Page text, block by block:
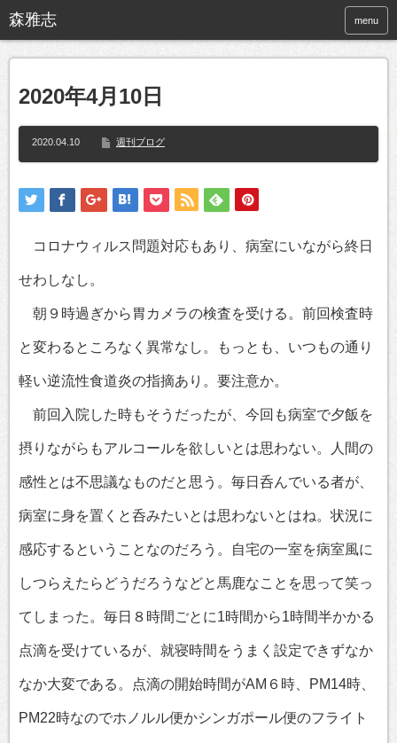
menu
2020年4月10日
2020.04.10 週刊ブログ
コロナウィルス問題対応もあり、病室にいながら終日
せわしなし。
朝９時過ぎから胃カメラの検査を受ける。前回検査時
と変わるところなく異常なし。もっとも、いつもの通り
軽い逆流性食道炎の指摘あり。要注意か。
前回入院した時もそうだったが、今回も病室で夕飯を
摂りながらもアルコールを欲しいとは思わない。人間の
感性とは不思議なものだと思う。毎日呑んでいる者が、
病室に身を置くと呑みたいとは思わないとはね。状況に
感応するということなのだろう。自宅の一室を病室風に
しつらえたらどうだろうなどと馬鹿なことを思って笑っ
てしまった。毎日８時間ごとに1時間から1時間半かかる
点滴を受けているが、就寝時間をうまく設定できずなか
なか大変である。点滴の開始時間がAM６時、PM14時、
PM22時なのでホノルル便かシンガポール便のフライト